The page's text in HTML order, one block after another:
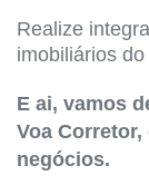
Realize
imobiliários
E ai, vamos
Voa
negócios.